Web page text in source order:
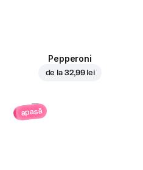
Pepperoni
de la 32,99 lei
apasă